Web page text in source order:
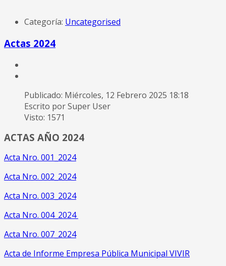
Categoría: Uncategorised
Actas 2024
Publicado: Miércoles, 12 Febrero 2025 18:18
Escrito por Super User
Visto: 1571
ACTAS AÑO 2024
Acta Nro. 001_2024
Acta Nro. 002_2024
Acta Nro. 003_2024
Acta Nro. 004_2024
Acta Nro. 007_2024
Acta de Informe Empresa Pública Municipal VIVIR